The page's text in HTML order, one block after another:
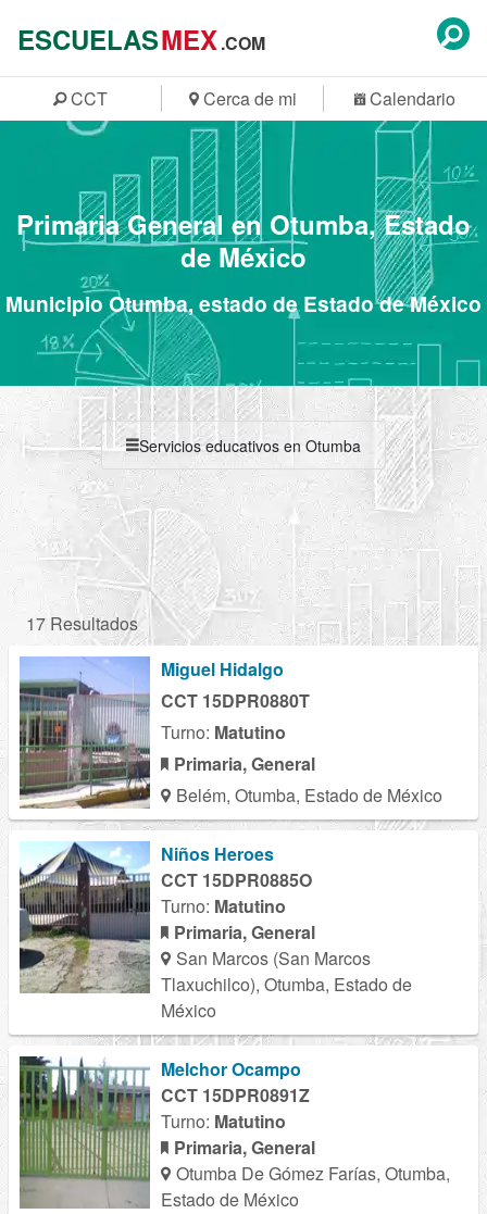
ESCUELASMEX.COM
CCT Cerca de mi Calendario
Primaria General en Otumba, Estado
de México
Municipio Otumba, estado de Estado de México
Servicios educativos en Otumba
17 Resultados
Miguel Hidalgo
CCT 15DPR0880T
Turno: Matutino
Primaria, General
Belém, Otumba, Estado de México
Niños Heroes
CCT 15DPR0885O
Turno: Matutino
Primaria, General
San Marcos (San Marcos
Tlaxuchilco), Otumba, Estado de
México
Melchor Ocampo
CCT 15DPR0891Z
Turno: Matutino
Primaria, General
Otumba De Gómez Farías, Otumba,
Estado de México